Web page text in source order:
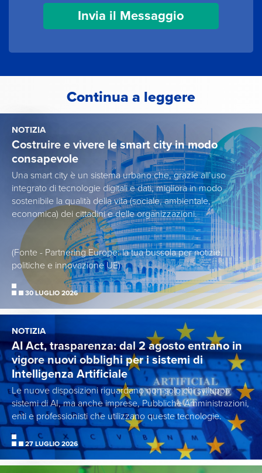
Continua a leggere
NOTIZIA
Costruire e vivere le smart city in modo
consapevole
Una smart city è un sistema urbano che, grazie all’uso
integrato di tecnologie digitali e dati, migliora in modo
sostenibile la qualità della vita (sociale, ambientale,
economica) dei cittadini e delle organizzazioni.
(Fonte - Partnering Europe: la tua bussola per notizie,
politiche e innovazione UE)
30 LUGLIO 2026
NOTIZIA
AI Act, trasparenza: dal 2 agosto entrano in
vigore nuovi obblighi per i sistemi di
Intelligenza Artificiale
Le nuove disposizioni riguardano non solo chi sviluppa
sistemi di AI, ma anche imprese, Pubbliche Amministrazioni,
enti e professionisti che utilizzano queste tecnologie.
27 LUGLIO 2026